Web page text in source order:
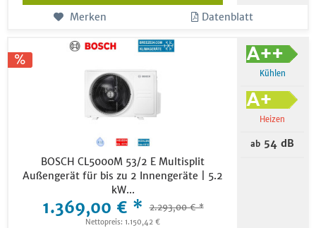
Merken Datenblatt
BOSCH CL5000M 53/2 E Multisplit
Außengerät für bis zu 2 Innengeräte | 5.2
kW...
1.369,00 € * 2.293,00 € *
Nettopreis: 1.150,42 €
Kühlen
Heizen
ab 54 dB